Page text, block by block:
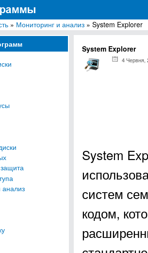
компьютерных программ для Windows
» Мониторинг и анализ » System Explorer
анализ
System Explorer
4 Червня,
System
систем
кодом,